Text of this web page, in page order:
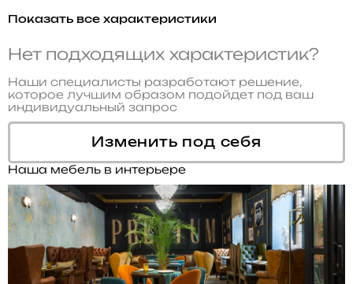
Показать все характеристики
Нет подходящих характеристик?
Наши специалисты разработают решение,
которое лучшим образом подойдет под ваш
индивидуальный запрос
Изменить под себя
Наша мебель в интерьере